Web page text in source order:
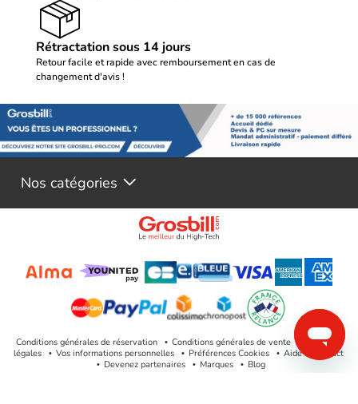
Rétractation sous 14 jours
Retour facile et rapide avec remboursement en cas de
changement d'avis !
Nos catégories
Conditions générales de réservation Conditions générales de vente
Mentions
légales
Vos informations personnelles Préférences Cookies
Aide & Contact
Devenez partenaires
Marques Blog